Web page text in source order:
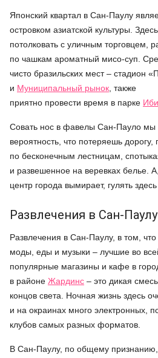
Японский квартал в Сан-Паулу
островком азиатской культуры.
потолковать с уличным торговцем,
по чашкам ароматный мисо-суп.
чисто бразильских мест – стадион
и Муниципальный рынок , также
приятно провести время в парке
Совать нос в фавелы Сан-Пауло мы
вероятность, что потеряешь дорогу,
по бесконечным лестницам,
и развешенное на веревках белье.
центр города вымирает, гулять
Развлечения в Сан-Паулу
Развлечения в Сан-Паулу, в том, что
моды, еды и музыки – лучшие во
популярные магазины и кафе в
в районе Жардинс – это дикая
концов света. Ночная жизнь здесь
и на окраинах много электронных,
клубов самых разных форматов.
В Сан-Паулу, по общему